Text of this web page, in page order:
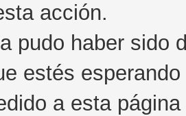
acción.
pudo haber sido
estés
a esta